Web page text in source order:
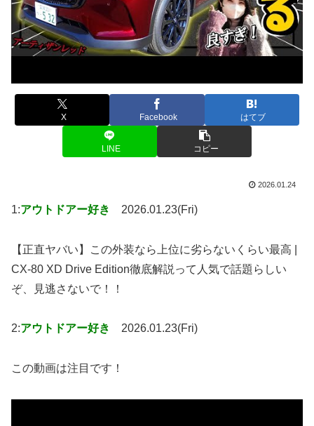
X Facebook はてブ
LINE コピー
2026.01.24
1:アウトドアー好き 2026.01.23(Fri)
【正直ヤバい】この外装なら上位に劣らないくらい最高 |
CX-80 XD Drive Edition徹底解説って人気で話題らしい
ぞ、見逃さないで！！
2:アウトドアー好き 2026.01.23(Fri)
この動画は注目です！